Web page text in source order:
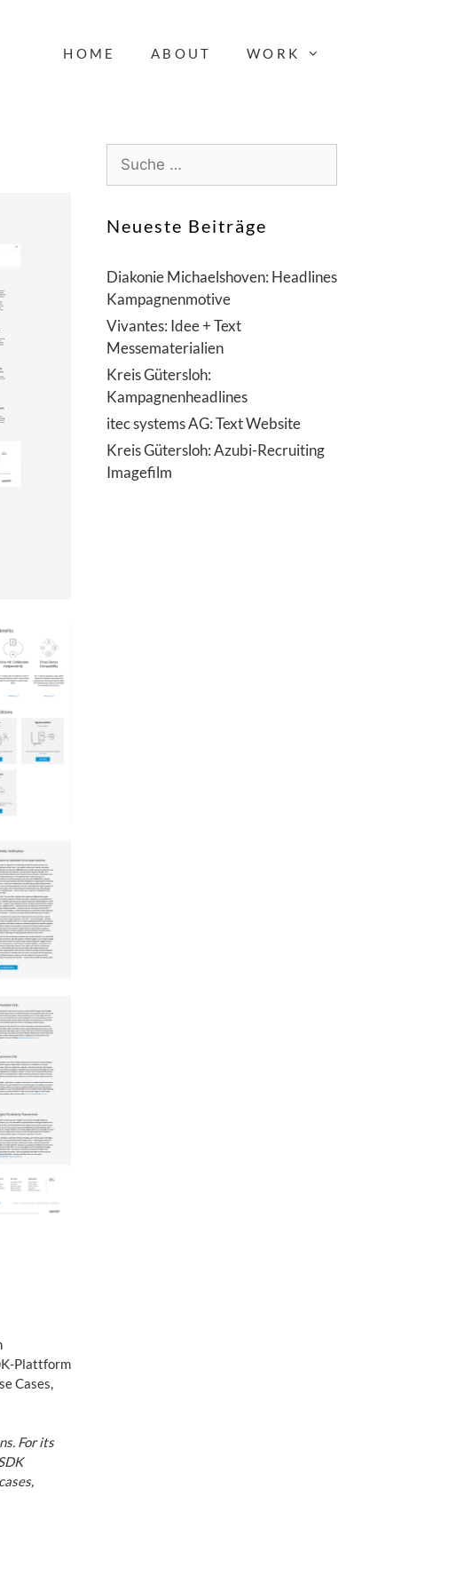
HOME ABOUT WORK
Plattform
Cases,
For its
h
a
c
h
:
Neueste Beiträge
Diakonie Michaelshoven: Headlines
Kampagnenmotive
Vivantes: Idee + Text
Messematerialien
Kreis Gütersloh:
Kampagnenheadlines
itec systems AG: Text Website
Kreis Gütersloh: Azubi-Recruiting
Imagefilm